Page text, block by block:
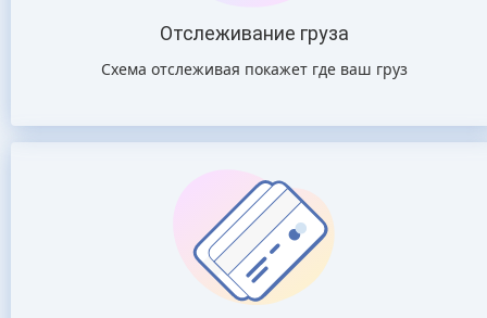
Отслеживание груза
Схема отслеживая покажет где ваш груз